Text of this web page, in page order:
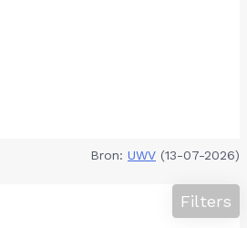
Bron: UWV (13-07-2026)
Filters